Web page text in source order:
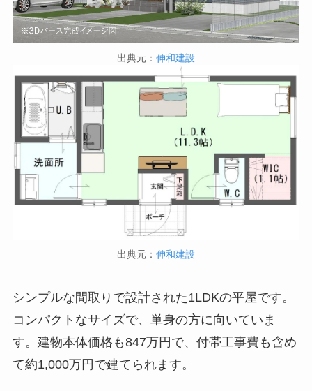
出典元： 伸和建設
出典元： 伸和建設
シンプルな間取りで設計された1LDKの平屋です。
コンパクトなサイズで、単身の方に向いていま
す。建物本体価格も847万円で、付帯工事費も含め
て約1,000万円で建てられます。